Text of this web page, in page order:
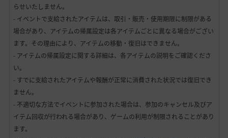
らせいたしません。
- イベントで支給されたアイテムは、取引・販売・使用期限に制限がある
場合があり、アイテムの帰属設定は各アイテムごとに異なる場合がござい
ます。その理由により、アイテムの移動・復旧はできません。
- アイテムの帰属設定に関する詳細は、各アイテムの説明をご確認くださ
い。
- すでに支給されたアイテムや報酬が正常に消費された状況では復旧でき
ません。
- 不適切な方法でイベントに参加された場合は、参加のキャンセル及びア
イテム回収が行われる場合があり、ゲームの利用が制限されることがあり
ます。